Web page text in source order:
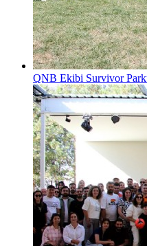
QNB Ekibi Survivor